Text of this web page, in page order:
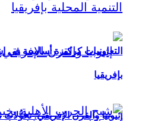
إثيوبيا والقرن الإفريقي:
التعاونيات كركيزة أساسية في
بإفريقيا